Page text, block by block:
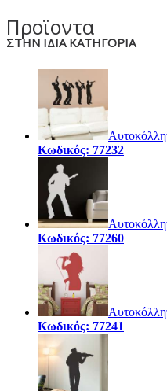
Προϊοντα
ΣΤΗΝ ΙΔΙΑ ΚΑΤΗΓΟΡΙΑ
Κωδικός: 77232
Κωδικός: 77260
Κωδικός: 77241